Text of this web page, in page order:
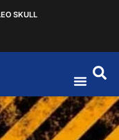
SKULL